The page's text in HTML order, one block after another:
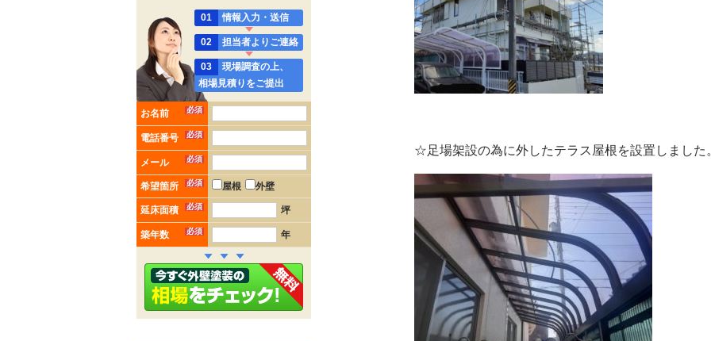
☆足場架設の為に外したテラス屋根を設置しました
01 情報入力・送信
02 担当者よりご連絡
03
現場調査の上、
相場見積りをご提出
お名前 必須
電話番号 必須
メール 必須
希望箇所 必須 屋根 外壁
延床面積 必須 坪
築年数 必須 年